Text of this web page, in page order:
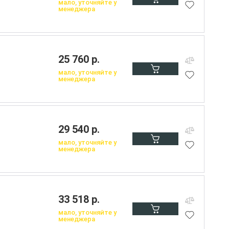
мало, уточняйте у
менеджера
25 760 р.
мало, уточняйте у
менеджера
29 540 р.
мало, уточняйте у
менеджера
33 518 р.
мало, уточняйте у
менеджера